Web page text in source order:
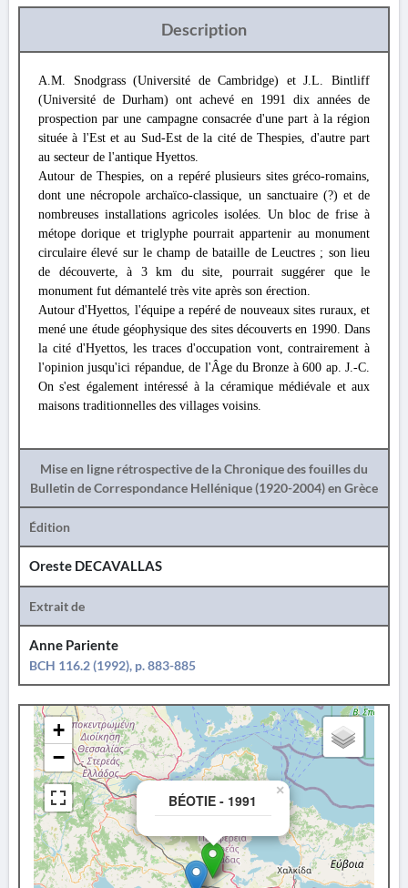
Description
A.M. Snodgrass (Université de Cambridge) et J.L. Bintliff
(Université de Durham) ont achevé en 1991 dix années de
prospection par une campagne consacrée d'une part à la région
située à l'Est et au Sud-Est de la cité de Thespies, d'autre part
au secteur de l'antique Hyettos.
Autour de Thespies, on a repéré plusieurs sites gréco-romains,
dont une nécropole archaïco-classique, un sanctuaire (?) et de
nombreuses installations agricoles isolées. Un bloc de frise à
métope dorique et triglyphe pourrait appartenir au monument
circulaire élevé sur le champ de bataille de Leuctres ; son lieu
de découverte, à 3 km du site, pourrait suggérer que le
monument fut démantelé très vite après son érection.
Autour d'Hyettos, l'équipe a repéré de nouveaux sites ruraux, et
mené une étude géophysique des sites découverts en 1990. Dans
la cité d'Hyettos, les traces d'occupation vont, contrairement à
l'opinion jusqu'ici répandue, de l'Âge du Bronze à 600 ap. J.-C.
On s'est également intéressé à la céramique médiévale et aux
maisons traditionnelles des villages voisins.
Mise en ligne rétrospective de la Chronique des fouilles du
Bulletin de Correspondance Hellénique (1920-2004) en Grèce
Édition
Oreste DECAVALLAS
Extrait de
Anne Pariente
BCH 116.2 (1992), p. 883-885
BÉOTIE - 1991
×
+
−